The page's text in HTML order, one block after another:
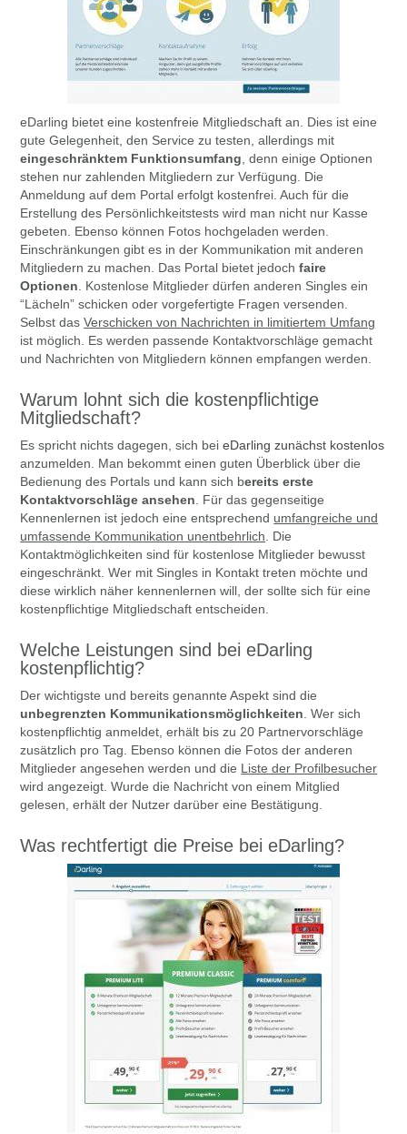
eDarling bietet eine kostenfreie Mitgliedschaft an. Dies ist eine
gute Gelegenheit, den Service zu testen, allerdings mit
eingeschränktem Funktionsumfang , denn einige Optionen
stehen nur zahlenden Mitgliedern zur Verfügung. Die
Anmeldung auf dem Portal erfolgt kostenfrei. Auch für die
Erstellung des Persönlichkeitstests wird man nicht nur Kasse
gebeten. Ebenso können Fotos hochgeladen werden.
Einschränkungen gibt es in der Kommunikation mit anderen
Mitgliedern zu machen. Das Portal bietet jedochfaire
Optionen . Kostenlose Mitglieder dürfen anderen Singles ein
“Lächeln” schicken oder vorgefertigte Fragen versenden.
Selbst dasVerschicken von Nachrichten in limitiertem Umfang
ist möglich. Es werden passende Kontaktvorschläge gemacht
und Nachrichten von Mitgliedern können empfangen werden.
Warum lohnt sich die kostenpflichtige
Mitgliedschaft?
Es spricht nichts dagegen, sich beieDarling zunächst kostenlos
anzumelden. Man bekommt einen guten Überblick über die
Bedienung des Portals und kann sich bereits erste
Kontaktvorschläge ansehen . Für das gegenseitige
Kennenlernen ist jedoch eine entsprechend umfangreiche und
umfassende Kommunikation unentbehrlich . Die
Kontaktmöglichkeiten sind für kostenlose Mitglieder bewusst
eingeschränkt. Wer mit Singles in Kontakt treten möchte und
diese wirklich näher kennenlernen will, der sollte sich für eine
kostenpflichtige Mitgliedschaft entscheiden.
Welche Leistungen sind bei eDarling
kostenpflichtig?
Der wichtigste und bereits genannte Aspekt sind die
unbegrenzten Kommunikationsmöglichkeiten . Wer sich
kostenpflichtig anmeldet, erhält bis zu 20 Partnervorschläge
zusätzlich pro Tag. Ebenso können die Fotos der anderen
Mitglieder angesehen werden und die Liste der Profilbesucher
wird angezeigt. Wurde die Nachricht von einem Mitglied
gelesen, erhält der Nutzer darüber eine Bestätigung.
Was rechtfertigt die Preise bei eDarling?